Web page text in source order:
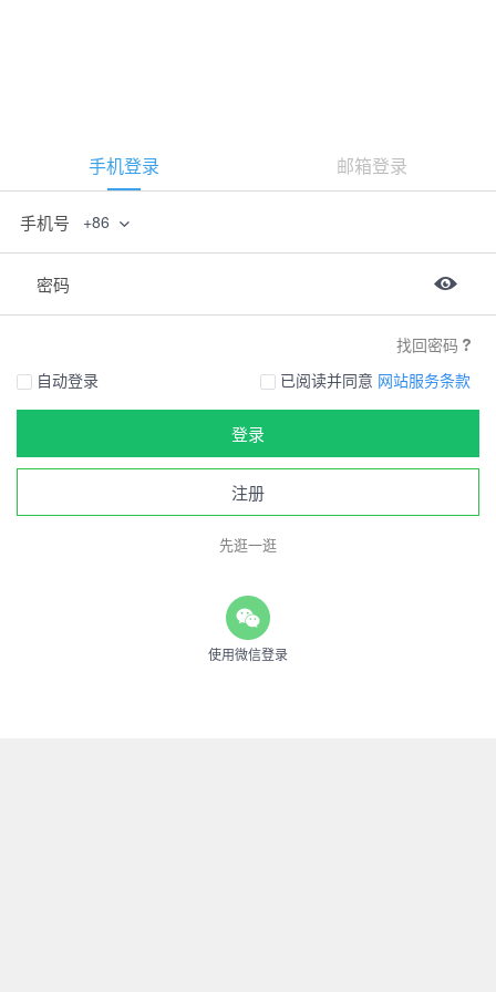
手机登录 邮箱登录
手机号 +86
密码
找回密码
自动登录
已阅读并同意 网站服务条款
登录
注册
先逛一逛
使用微信登录